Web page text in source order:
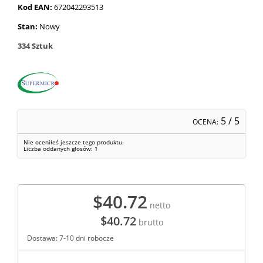
Kod EAN: 672042293513
Stan: Nowy
334Sztuk
OCENA: 5/ 5
Nie oceniłeś jeszcze tego produktu.
Liczba oddanych głosów: 1
$40.72 netto
$40.72brutto
Dostawa: 7-10 dni robocze